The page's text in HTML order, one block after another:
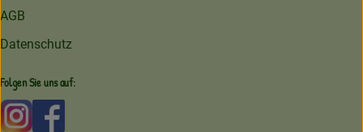
AGB
Datenschutz
Folgen Sie uns auf:
Externer Link zu https://www.instagram.com/